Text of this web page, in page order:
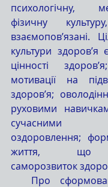
психологічну,
фізичну
взаємопов’язані.
культури здоров’я
цінності
мотивації на
здоров’я;
руховими
сучасними
оздоровлення;
життя, що
саморозвиток